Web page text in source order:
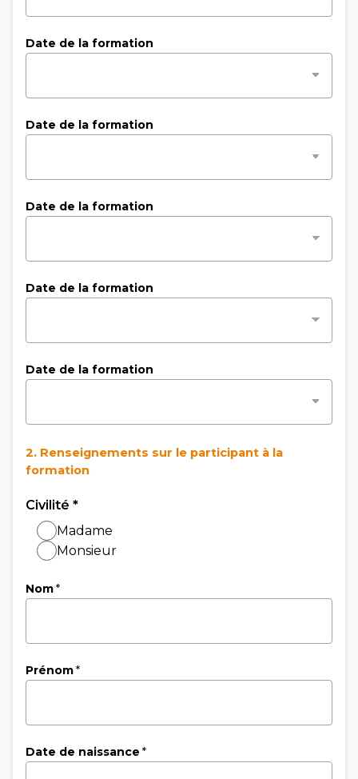
Date de la formation
Date de la formation
Date de la formation
Date de la formation
Date de la formation
2. Renseignements sur le participant à la
formation
Civilité *
Madame
Monsieur
Nom*
Prénom*
Date de naissance *